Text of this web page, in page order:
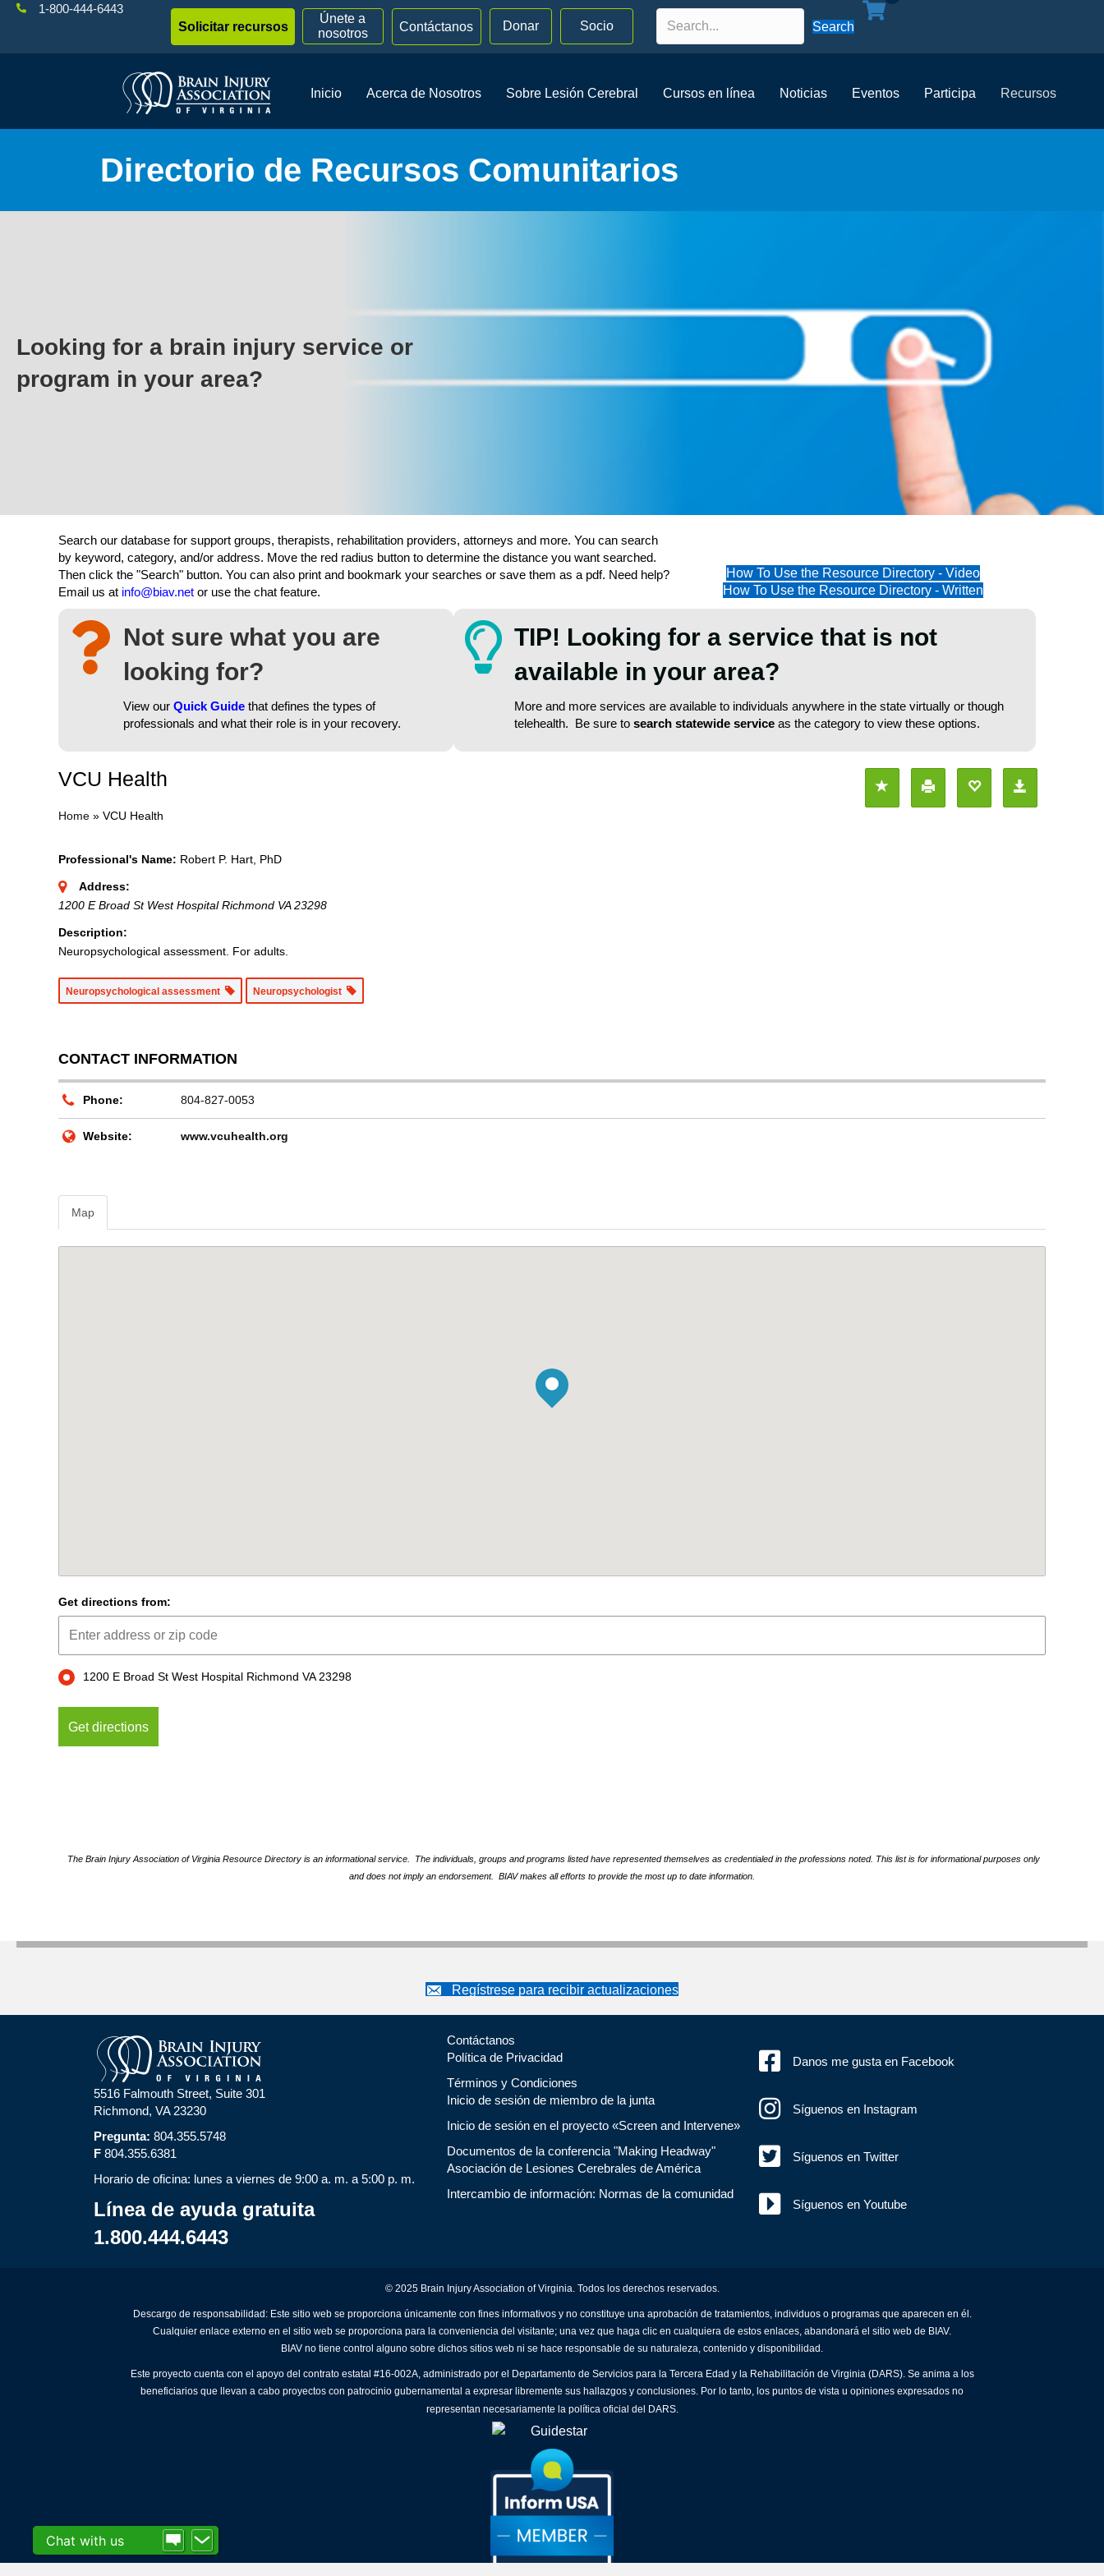
1-800-444-6443
Solicitar recursos
Únete a
nosotros
Contáctanos Donar Socio Search
Inicio Acerca de Nosotros Sobre Lesión Cerebral Cursos en línea Noticias Eventos Participa Recursos
Directorio de Recursos Comunitarios
Looking for a brain injury service or
program in your area?
Search our database for support groups, therapists, rehabilitation providers, attorneys and more. You can search
by keyword, category, and/or address. Move the red radius button to determine the distance you want searched.
Then click the "Search" button. You can also print and bookmark your searches or save them as a pdf. Need help?
Email us at info@biav.net or use the chat feature.
How To Use the Resource Directory - Video
How To Use the Resource Directory - Written
Not sure what you are
looking for?
View our Quick Guide that defines the types of
professionals and what their role is in your recovery.
TIP! Looking for a service that is not
available in your area?
More and more services are available to individuals anywhere in the state virtually or though
telehealth. Be sure to search statewide serviceas the category to view these options.
VCU Health
Home » VCU Health
Professional's Name: Robert P. Hart, PhD
Address:
1200 E Broad St West Hospital Richmond VA 23298
Description:
Neuropsychological assessment. For adults.
Neuropsychological assessment Neuropsychologist
CONTACT INFORMATION
Phone: 804-827-0053
Website: www.vcuhealth.org
Map
Get directions from:
1200 E Broad St West Hospital Richmond VA 23298
The Brain Injury Association of Virginia Resource Directory is an informational service. The individuals, groups and programs listed have represented themselves as credentialed in the professions noted. This list is for informational purposes only
and does not imply an endorsement. BIAV makes all efforts to provide the most up to date information.
Regístrese para recibir actualizaciones
5516 Falmouth Street, Suite 301
Richmond, VA 23230
Pregunta: 804.355.5748
F 804.355.6381
Horario de oficina: lunes a viernes de 9:00 a. m. a 5:00 p. m.
Línea de ayuda gratuita
1.800.444.6443
Contáctanos
Política de Privacidad
Términos y Condiciones
Inicio de sesión de miembro de la junta
Inicio de sesión en el proyecto «Screen and Intervene»
Documentos de la conferencia "Making Headway"
Asociación de Lesiones Cerebrales de América
Intercambio de información: Normas de la comunidad
Danos me gusta en Facebook
Síguenos en Instagram
Síguenos en Twitter
Síguenos en Youtube
© 2025 Brain Injury Association of Virginia. Todos los derechos reservados.
Descargo de responsabilidad: Este sitio web se proporciona únicamente con fines informativos y no constituye una aprobación de tratamientos, individuos o programas que aparecen en él.
Cualquier enlace externo en el sitio web se proporciona para la conveniencia del visitante; una vez que haga clic en cualquiera de estos enlaces, abandonará el sitio web de BIAV.
BIAV no tiene control alguno sobre dichos sitios web ni se hace responsable de su naturaleza, contenido y disponibilidad.
Este proyecto cuenta con el apoyo del contrato estatal #16-002A, administrado por el Departamento de Servicios para la Tercera Edad y la Rehabilitación de Virginia (DARS). Se anima a los
beneficiarios que llevan a cabo proyectos con patrocinio gubernamental a expresar libremente sus hallazgos y conclusiones. Por lo tanto, los puntos de vista u opiniones expresados no
representan necesariamente la política oficial del DARS.
Chat with us